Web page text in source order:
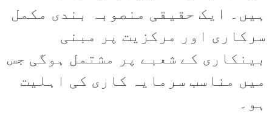
ہیں۔ ایک حقیقی منصوبہ بندی مکمل
سرکاری اور مرکزیت پر مبنی
بینکاری کے شعبے پر مشتمل ہوگی جس
میں مناسب سرمایہ کاری کی اہلیت
ہو۔